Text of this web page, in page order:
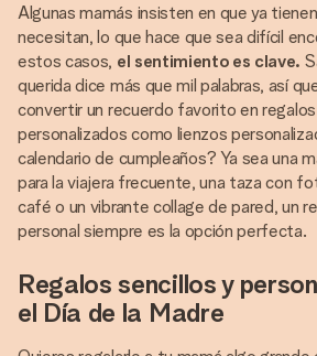
Algunas mamás insisten en que ya
necesitan, lo que hace que sea difícil
estos casos, el sentimiento es clave.
querida dice más que mil palabras, así
convertir un recuerdo favorito en
personalizados como lienzos
calendario de cumpleaños? Ya sea una
para la viajera frecuente, una taza con
café o un vibrante collage de pared, un
personal siempre es la opción perfecta.
Regalos sencillos y
el Día de la Madre